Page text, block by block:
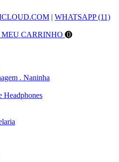
| WHATSAPP (11)
MEU CARRINHO 0
. Naninha
Headphones